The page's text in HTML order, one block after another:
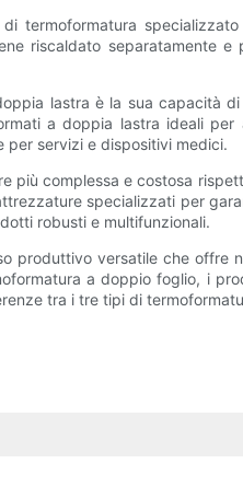
termoformatura
riscaldato separatamente
lastra è la sua capacità
a doppia lastra ideali
per servizi e dispositivi medici.
più complessa e costosa
specializzati per
robusti e multifunzionali.
produttivo versatile che
a doppio foglio, i
tra i tre tipi di